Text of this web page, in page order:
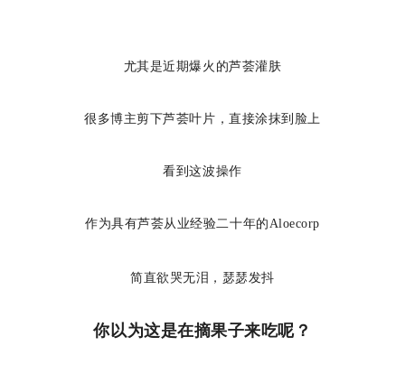
尤其是近期爆火的芦荟灌肤
很多博主剪下芦荟叶片，直接涂抹到脸上
看到这波操作
作为具有芦荟从业经验二十年的Aloecorp
简直欲哭无泪，瑟瑟发抖
你以为这是在摘果子来吃呢？